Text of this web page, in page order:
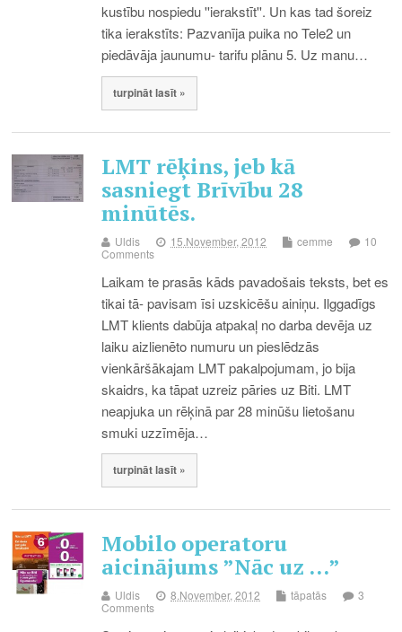
kustību nospiedu ''ierakstīt''. Un kas tad šoreiz
tika ierakstīts: Pazvanīja puika no Tele2 un
piedāvāja jaunumu- tarifu plānu 5. Uz manu…
turpināt lasīt »
LMT rēķins, jeb kā
sasniegt Brīvību 28
minūtēs.
Uldis 15.November, 2012 cemme
10
Comments
Laikam te prasās kāds pavadošais teksts, bet es
tikai tā- pavisam īsi uzskicēšu ainiņu. Ilggadīgs
LMT klients dabūja atpakaļ no darba devēja uz
laiku aizlienēto numuru un pieslēdzās
vienkāršākajam LMT pakalpojumam, jo bija
skaidrs, ka tāpat uzreiz pāries uz Biti. LMT
neapjuka un rēķinā par 28 minūšu lietošanu
smuki uzzīmēja…
turpināt lasīt »
Mobilo operatoru
aicinājums ”Nāc uz …”
Uldis 8.November, 2012 tāpatās
3
Comments